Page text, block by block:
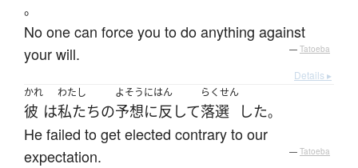
。
No one can force you to do anything against
your will.
— Tatoeba
Details ▸
かれ
彼 は
わたし
私たちの
よそうにはん
予想に反して
らくせん
落選 した。
He failed to get elected contrary to our
expectation.
— Tatoeba